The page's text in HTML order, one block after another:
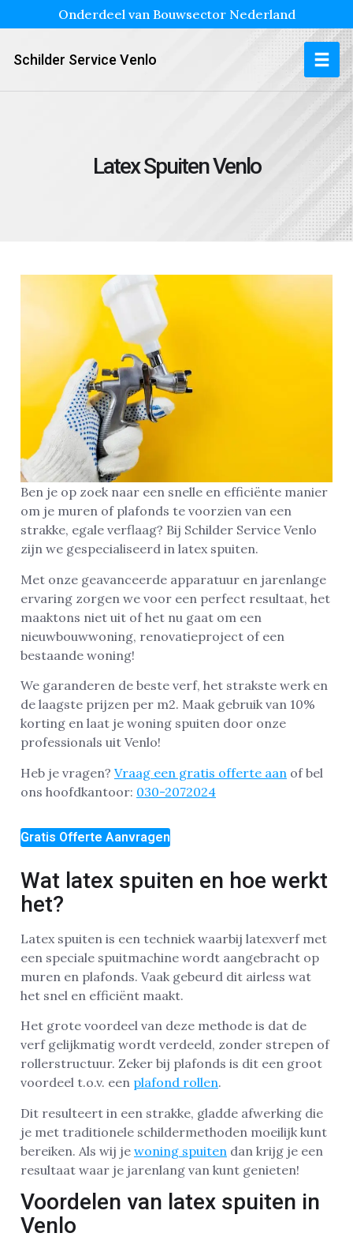
Onderdeel van Bouwsector Nederland
Schilder Service Venlo
Latex Spuiten Venlo
Ben je op zoek naar een snelle en efficiënte manier
om je muren of plafonds te voorzien van een
strakke, egale verflaag? Bij Schilder Service Venlo
zijn we gespecialiseerd in latex spuiten.
Met onze geavanceerde apparatuur en jarenlange
ervaring zorgen we voor een perfect resultaat, het
maaktons niet uit of het nu gaat om een
nieuwbouwwoning, renovatieproject of een
bestaande woning!
We garanderen de beste verf, het strakste werk en
de laagste prijzen per m2. Maak gebruik van 10%
korting en laat je woning spuiten door onze
professionals uit Venlo!
Heb je vragen? Vraag een gratis offerte aan of bel
ons hoofdkantoor: 030-2072024
Gratis Offerte Aanvragen
Wat latex spuiten en hoe werkt
het?
Latex spuiten is een techniek waarbij latexverf met
een speciale spuitmachine wordt aangebracht op
muren en plafonds. Vaak gebeurd dit airless wat
het snel en efficiënt maakt.
Het grote voordeel van deze methode is dat de
verf gelijkmatig wordt verdeeld, zonder strepen of
rollerstructuur. Zeker bij plafonds is dit een groot
voordeel t.o.v. een plafond rollen.
Dit resulteert in een strakke, gladde afwerking die
je met traditionele schildermethoden moeilijk kunt
bereiken. Als wij je woning spuiten dan krijg je een
resultaat waar je jarenlang van kunt genieten!
Voordelen van latex spuiten in
Venlo